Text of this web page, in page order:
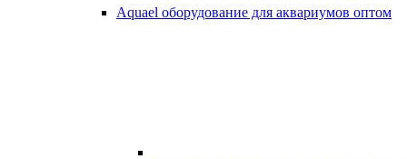
Aquael оборудование для аквариумов оптом